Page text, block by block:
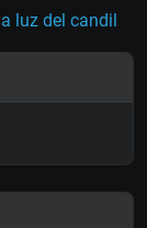
luz del candil